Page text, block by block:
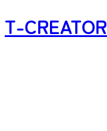
T-CREATOR